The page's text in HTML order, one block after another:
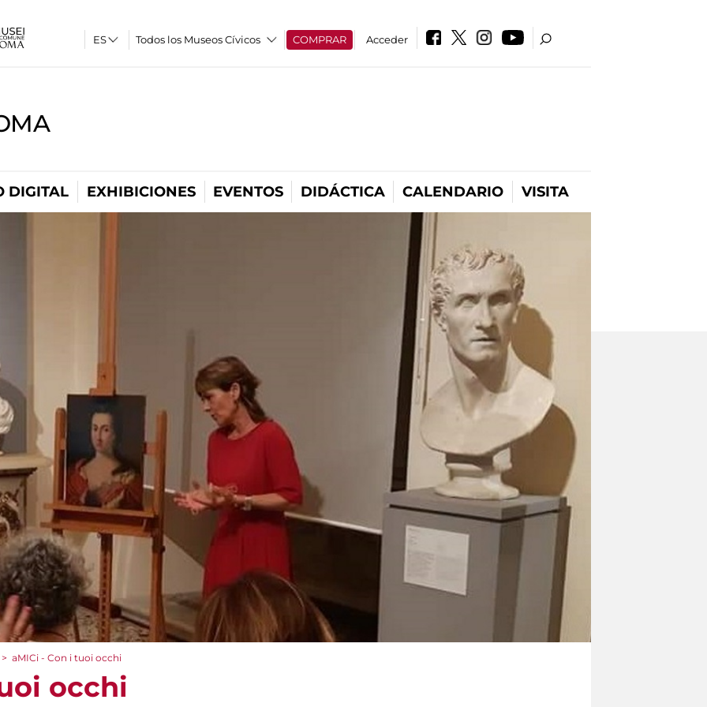
Todos los Museos Cívicos COMPRAR Acceder
DIGITAL EXHIBICIONES EVENTOS DIDÁCTICA CALENDARIO VISITA
> aMICi - Con i tuoi occhi
occhi